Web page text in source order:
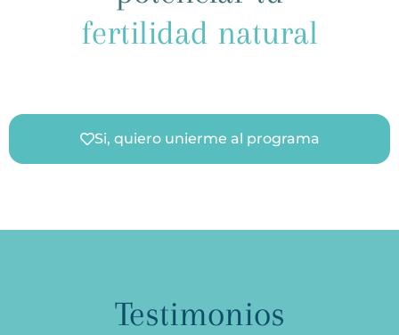
fertilidad natural
Si, quiero unierme al programa
Testimonios